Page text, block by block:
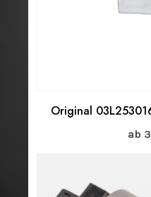
Original
ab